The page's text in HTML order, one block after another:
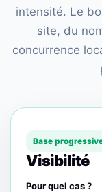
intensité. Le
site, du
concurrence
Base
Visibilité
Pour quel cas ?